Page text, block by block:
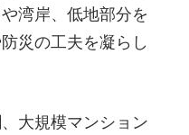
湾岸、低地部分を
災の工夫を凝らし
大規模マンション